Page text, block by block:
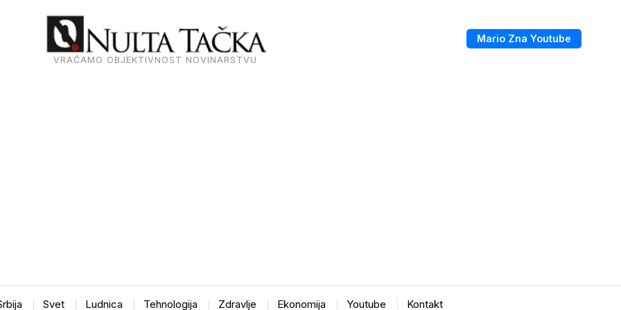
VRAĆAMO OBJEKTIVNOST NOVINARSTVU
Mario Zna Youtube
Svet Ludnica Tehnologija Zdravlje Ekonomija Youtube Kontakt